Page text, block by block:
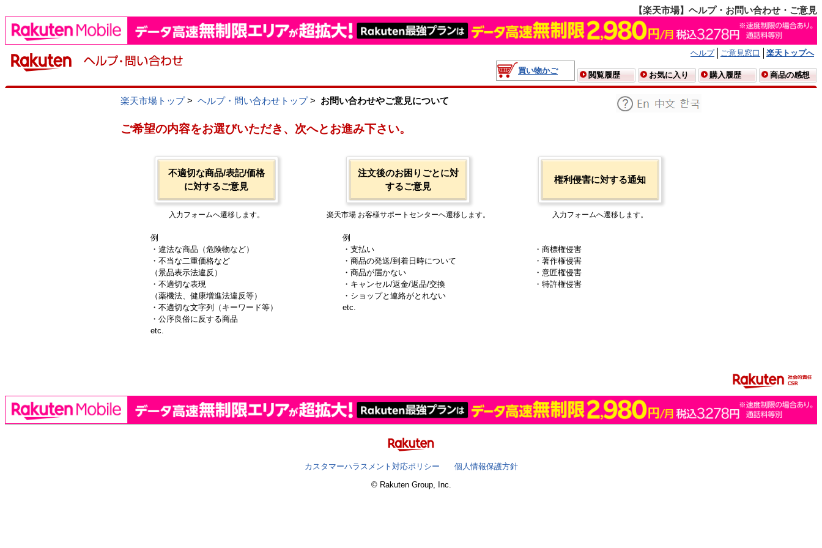
【楽天市場】ヘルプ・お問い合わせ・ご意見
ヘルプ ご意見窓口
楽天トップへ
買い物かご
閲覧履歴 お気に入り 購入履歴 商品の感想
楽天市場トップ> ヘルプ・問い合わせトップ> お問い合わせやご意見について
ご希望の内容をお選びいただき、次へとお進み下さい。
不適切な商品/表記/価格
に対するご意見
入力フォームへ遷移します。
例
・違法な商品（危険物など）
・不当な二重価格など
（景品表示法違反）
・不適切な表現
（薬機法、健康増進法違反等）
・不適切な文字列（キーワード等）
・公序良俗に反する商品
etc.
注文後のお困りごとに対
するご意見
楽天市場 お客様サポートセンターへ遷移します。
例
・支払い
・商品の発送/到着日時について
・商品が届かない
・キャンセル/返金/返品/交換
・ショップと連絡がとれない
etc.
権利侵害に対する通知
入力フォームへ遷移します。
・商標権侵害
・著作権侵害
・意匠権侵害
・特許権侵害
カスタマーハラスメント対応ポリシー
個人情報保護方針
© Rakuten Group, Inc.